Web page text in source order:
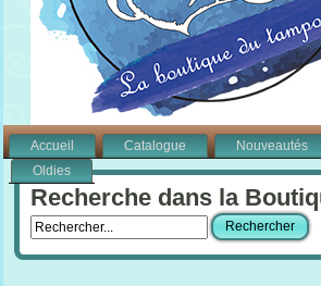
Accueil Catalogue Nouveautés
Oldies
Recherche dans la